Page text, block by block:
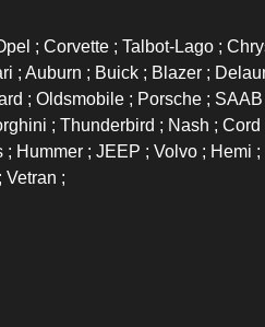
; Corvette ; Talbot-Lago ;
; Auburn ; Buick ; Blazer ;
; Oldsmobile ; Porsche ; SAAB
; Thunderbird ; Nash ; Cord
Hummer ; JEEP ; Volvo ; Hemi ;
Vetran ;